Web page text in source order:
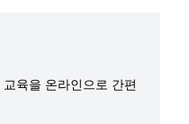
육을 온라인으로 간편